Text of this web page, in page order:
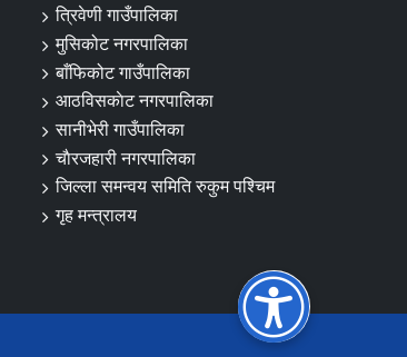
त्रिवेणी गाउँपालिका
मुसिकोट नगरपालिका
बाँफिकोट गाउँपालिका
आठविसकाेट नगरपालिका
सानीभेरी गाउँपालिका
चाैरजहारी नगरपालिका
जिल्ला समन्वय समिति रुकुम पश्चिम
गृह मन्त्रालय